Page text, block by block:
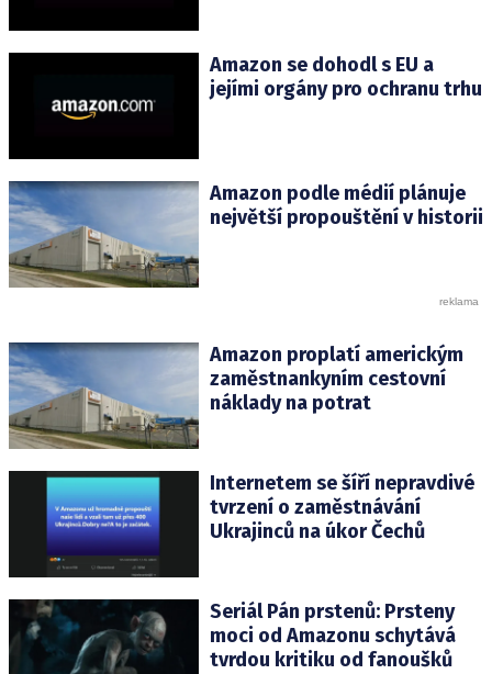
Amazon se dohodl s EU a
jejími orgány pro ochranu trhu
Amazon podle médií plánuje
největší propouštění v historii
Amazon proplatí americkým
zaměstnankyním cestovní
náklady na potrat
Internetem se šíří nepravdivé
tvrzení o zaměstnávání
Ukrajinců na úkor Čechů
Seriál Pán prstenů: Prsteny
moci od Amazonu schytává
tvrdou kritiku od fanoušků